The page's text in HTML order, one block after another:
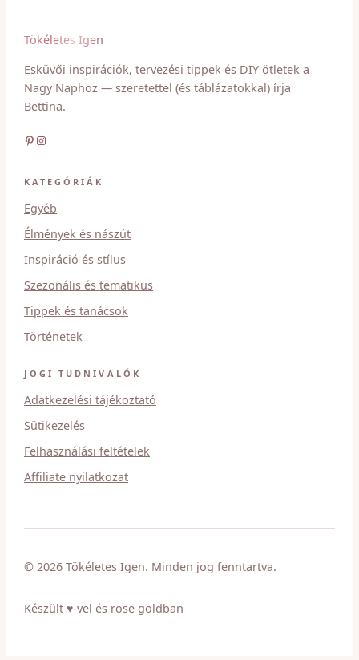
Tökéletes Igen
Esküvői inspirációk, tervezési tippek és DIY ötletek a
Nagy Naphoz — szeretettel (és táblázatokkal) írja
Bettina.
Pinterest Instagram
KATEGÓRIÁK
Egyéb
Élmények és nászút
Inspiráció és stílus
Szezonális és tematikus
Tippek és tanácsok
Történetek
JOGI TUDNIVALÓK
Adatkezelési tájékoztató
Sütikezelés
Felhasználási feltételek
Affiliate nyilatkozat
© 2026 Tökéletes Igen. Minden jog fenntartva.
Készült ♥-vel és rose goldban